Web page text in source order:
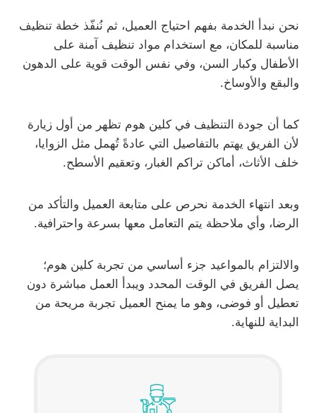
نحن نبدأ الخدمة بفهم احتياج العميل، ثم نُنفّذ خطة تنظيف
مناسبة للمكان، مع استخدام مواد تنظيف آمنة على
الأطفال وكبار السن، وفي نفس الوقت قوية على الدهون
والبقع والأوساخ.
كما أن جودة التنظيف في كلين هوم تظهر من أول زيارة
لأن الفريق يهتم بالتفاصيل التي عادةً تُهمل مثل الزوايا،
خلف الأثاث، أماكن تراكم الغبار، وتعقيم الأسطح.
وبعد انتهاء الخدمة نحرص على متابعة العميل والتأكد من
الرضا، وأي ملاحظة يتم التعامل معها بسرعة واحترافية.
والالتزام بالمواعيد جزء أساسي من تجربة كلين هوم؛
يصل الفريق في الوقت المحدد ويبدأ العمل مباشرة دون
تعطيل أو فوضى، وهو ما يمنح العميل تجربة مريحة من
البداية للنهاية.